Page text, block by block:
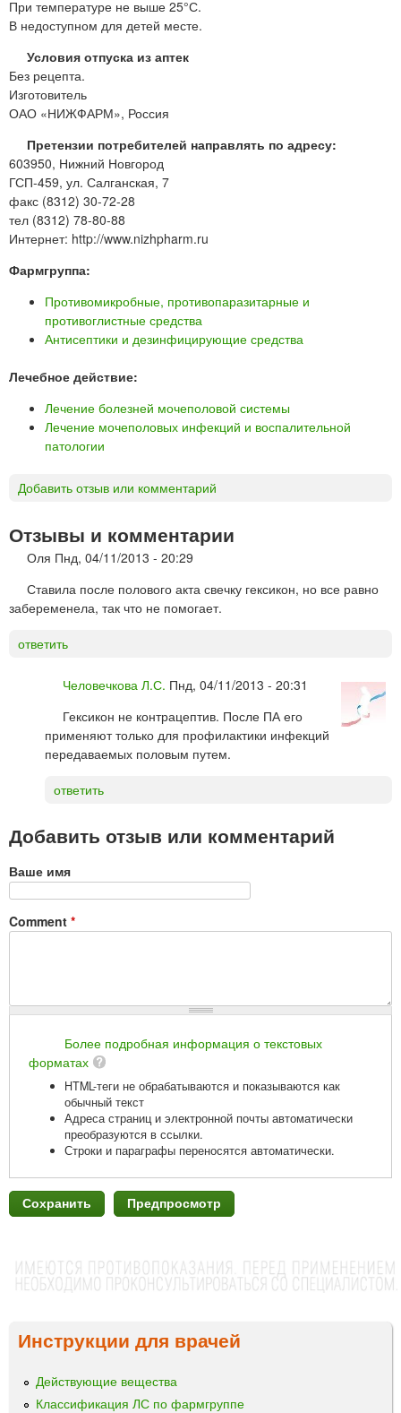
При температуре не выше 25°С.
В недоступном для детей месте.
Условия отпуска из аптек
Без рецепта.
Изготовитель
ОАО «НИЖФАРМ», Россия
Претензии потребителей направлять по адресу:
603950, Нижний Новгород
ГСП-459, ул. Салганская, 7
факс (8312) 30-72-28
тел (8312) 78-80-88
Интернет: http://www.nizhpharm.ru
Фармгруппа:
Противомикробные, противопаразитарные и
противоглистные средства
Антисептики и дезинфицирующие средства
Лечебное действие:
Лечение болезней мочеполовой системы
Лечение мочеполовых инфекций и воспалительной
патологии
Добавить отзыв или комментарий
Отзывы и комментарии
Оля Пнд, 04/11/2013 - 20:29
Ставила после полового акта свечку гексикон, но все равно
забеременела, так что не помогает.
ответить
Человечкова Л.С. Пнд, 04/11/2013 - 20:31
Гексикон не контрацептив. После ПА его
применяют только для профилактики инфекций
передаваемых половым путем.
ответить
Добавить отзыв или комментарий
Ваше имя
Comment *
Более подробная информация о текстовых
форматах
HTML-теги не обрабатываются и показываются как
обычный текст
Адреса страниц и электронной почты автоматически
преобразуются в ссылки.
Строки и параграфы переносятся автоматически.
Инструкции для врачей
Действующие вещества
Классификация ЛС по фармгруппе